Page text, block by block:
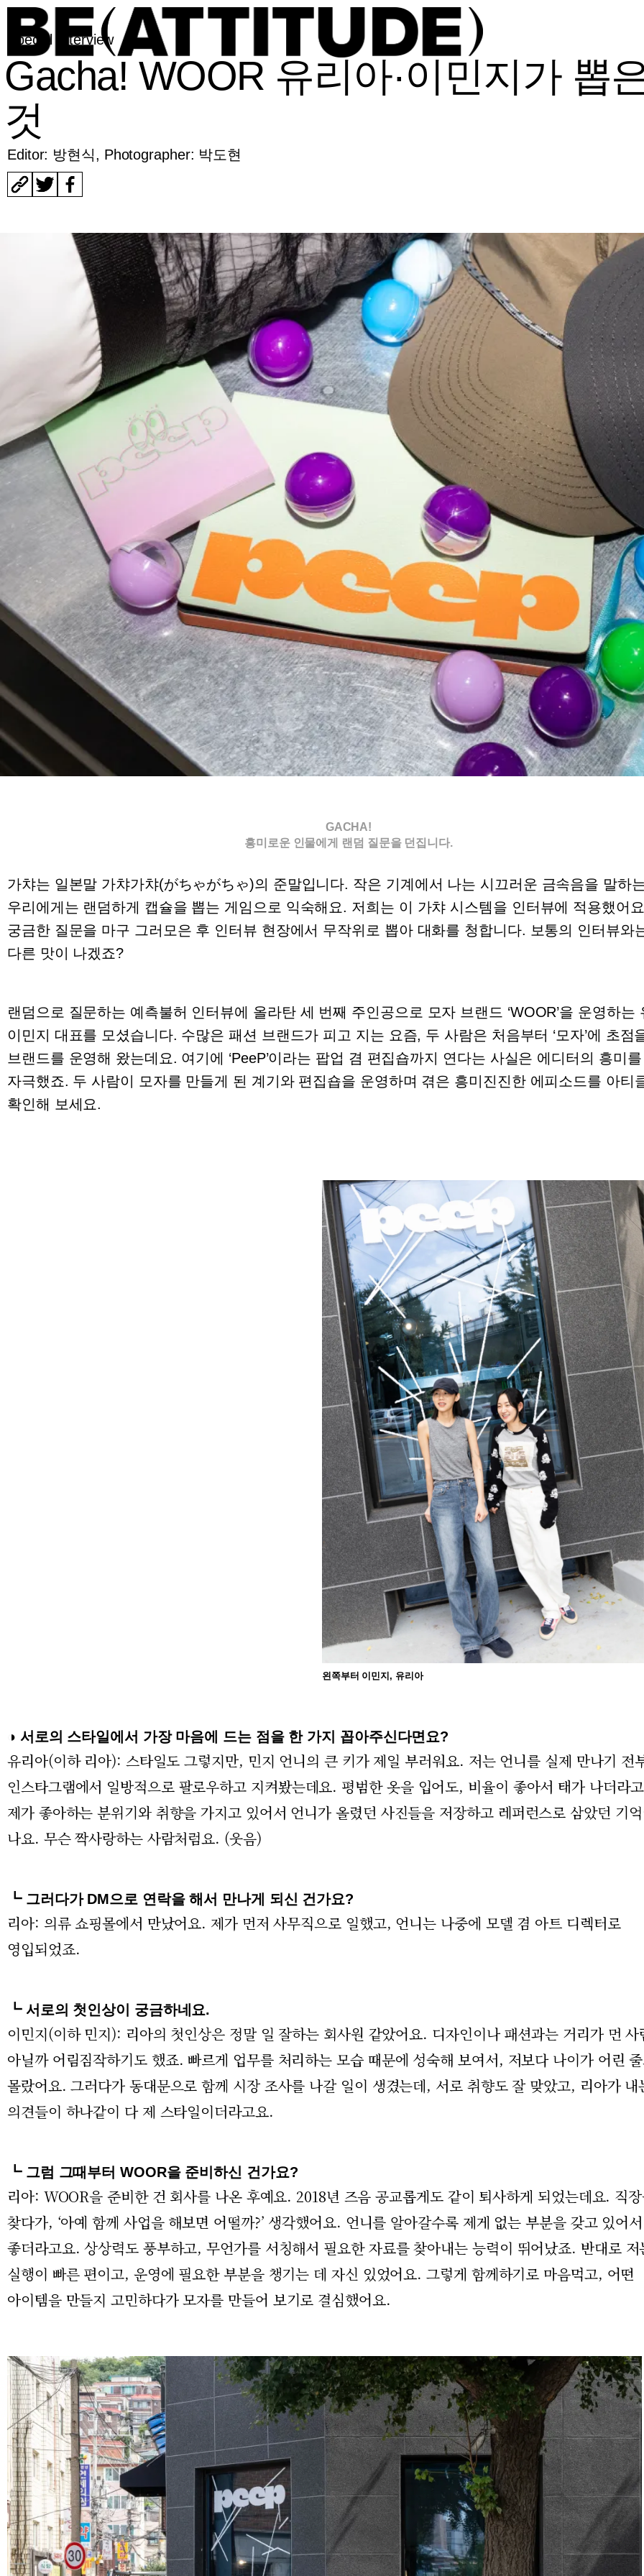
Special Interview
Gacha! WOOR 유리아·이민지가 뽑
것
Editor: 방현식, Photographer: 박도현
GACHA!
흥미로운 인물에게 랜덤 질문을 던집니다.
가챠는 일본말 가챠가챠(がちゃがちゃ)의 준말입니다. 작은 기계에서 나는 시끄러운 금속음을 말하
우리에게는 랜덤하게 캡슐을 뽑는 게임으로 익숙해요. 저희는 이 가챠 시스템을 인터뷰에 적용했어
궁금한 질문을 마구 그러모은 후 인터뷰 현장에서 무작위로 뽑아 대화를 청합니다. 보통의 인터뷰와
다른 맛이 나겠죠?
랜덤으로 질문하는 예측불허 인터뷰에 올라탄 세 번째 주인공으로 모자 브랜드 ‘WOOR’을 운영하는
이민지 대표를 모셨습니다. 수많은 패션 브랜드가 피고 지는 요즘, 두 사람은 처음부터 ‘모자’에 초점
브랜드를 운영해 왔는데요. 여기에 ‘PeeP’이라는 팝업 겸 편집숍까지 연다는 사실은 에디터의 흥미
자극했죠. 두 사람이 모자를 만들게 된 계기와 편집숍을 운영하며 겪은 흥미진진한 에피소드를 아티
확인해 보세요.
왼쪽부터 이민지, 유리아
◑ 서로의 스타일에서 가장 마음에 드는 점을 한 가지 꼽아주신다면요?
유리아(이하 리아): 스타일도 그렇지만, 민지 언니의 큰 키가 제일 부러워요. 저는 언니를 실제 만나기 전
인스타그램에서 일방적으로 팔로우하고 지켜봤는데요. 평범한 옷을 입어도, 비율이 좋아서 태가 나더라
제가 좋아하는 분위기와 취향을 가지고 있어서 언니가 올렸던 사진들을 저장하고 레퍼런스로 삼았던 기
나요. 무슨 짝사랑하는 사람처럼요. (웃음)
┗ 그러다가 DM으로 연락을 해서 만나게 되신 건가요?
리아: 의류 쇼핑몰에서 만났어요. 제가 먼저 사무직으로 일했고, 언니는 나중에 모델 겸 아트 디렉터로
영입되었죠.
┗ 서로의 첫인상이 궁금하네요.
이민지(이하 민지): 리아의 첫인상은 정말 일 잘하는 회사원 같았어요. 디자인이나 패션과는 거리가 먼 사
아닐까 어림짐작하기도 했죠. 빠르게 업무를 처리하는 모습 때문에 성숙해 보여서, 저보다 나이가 어린
몰랐어요. 그러다가 동대문으로 함께 시장 조사를 나갈 일이 생겼는데, 서로 취향도 잘 맞았고, 리아가 내
의견들이 하나같이 다 제 스타일이더라고요.
┗ 그럼 그때부터 WOOR을 준비하신 건가요?
리아: WOOR을 준비한 건 회사를 나온 후예요. 2018년 즈음 공교롭게도 같이 퇴사하게 되었는데요. 직
찾다가, ‘아예 함께 사업을 해보면 어떨까?’ 생각했어요. 언니를 알아갈수록 제게 없는 부분을 갖고 있어서
좋더라고요. 상상력도 풍부하고, 무언가를 서칭해서 필요한 자료를 찾아내는 능력이 뛰어났죠. 반대로 저
실행이 빠른 편이고, 운영에 필요한 부분을 챙기는 데 자신 있었어요. 그렇게 함께하기로 마음먹고, 어떤
아이템을 만들지 고민하다가 모자를 만들어 보기로 결심했어요.